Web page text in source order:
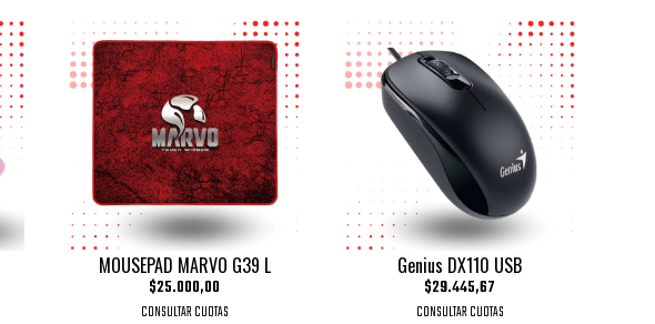
MOUSEPAD MARVO G39 L
$25.000,00
CONSULTAR CUOTAS
Genius DX110 USB
$29.445,67
CONSULTAR CUOTAS